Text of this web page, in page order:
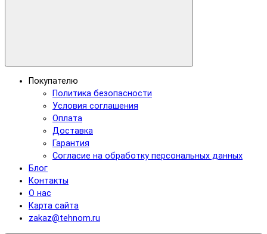
Покупателю
Политика безопасности
Условия соглашения
Оплата
Доставка
Гарантия
Согласие на обработку персональных данных
Блог
Контакты
О нас
Карта сайта
zakaz@tehnom.ru